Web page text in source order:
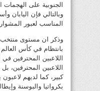
الجنوبية على الهجمات
وبالتالي فإن اليابان
المناسب لعبور المشوار.
وذكر ان مستوى منتخب
بانتظام في كأس
اللاعبين المحترفين في
اللاعبين المحترفين،
كبير، كما لديهم
بكرواتيا والبوسنة